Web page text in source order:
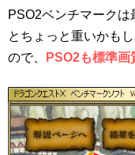
PSO2ベンチマーク
とちょっと重いかも
ので、
PSO2も標準画